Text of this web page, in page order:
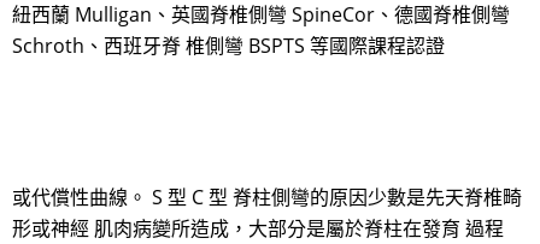
紐西蘭 Mulligan、英國脊椎側彎 SpineCor、德國脊椎側彎
Schroth、西班牙脊 椎側彎 BSPTS 等國際課程認證
或代償性曲線。 S 型 C 型 脊柱側彎的原因少數是先天脊椎畸
形或神經 肌肉病變所造成，大部分是屬於脊柱在發育 過程